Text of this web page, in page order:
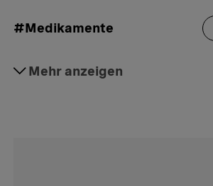
#Medikamente
Mehr anzeigen
#Geschichten